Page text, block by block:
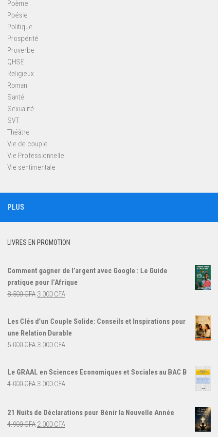
Poème
Poésie
Politique
Prospérité
Proverbe
QHSE
Religieux
Roman
Santé
Sexualité
SVT
Théâtre
Vie de couple
Vie Professionnelle
Vie sentimentale
PLUS
LIVRES EN PROMOTION
Comment gagner de l’argent avec Google : Le Guide
pratique pour l’Afrique
8.500CFA Le
initial
était :
8.500 CFA.
3.000 CFALe
actuel
est :
Les Clés d'un Couple Solide: Conseils et Inspirations pour
une Relation Durable
5.000CFA Le
initial
était :
3.000 CFALe
actuel
Le GRAAL en Sciences Economiques et Sociales au BAC B
4.000CFA Le
4.000 CFA.
3.000 CFALe
3.000 CFA.
21 Nuits de Déclarations pour Bénir la Nouvelle Année
4.900CFA Le
2.000 CFALe